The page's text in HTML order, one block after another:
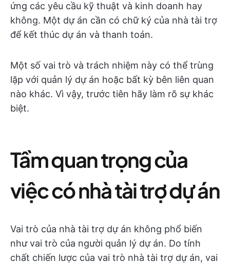
ứng các yêu cầu kỹ thuật và kinh doanh hay
không. Một dự án cần có chữ ký của nhà tài trợ
để kết thúc dự án và thanh toán.
Một số vai trò và trách nhiệm này có thể trùng
lặp với quản lý dự án hoặc bất kỳ bên liên quan
nào khác. Vì vậy, trước tiên hãy làm rõ sự khác
biệt.
Tầm quan trọng của
việc có nhà tài trợ dự án
Vai trò của nhà tài trợ dự án không phổ biến
như vai trò của người quản lý dự án. Do tính
chất chiến lược của vai trò nhà tài trợ dự án, vai